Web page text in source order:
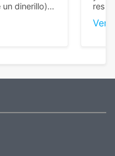
dinerillo) y
calidad
Ver
últimas